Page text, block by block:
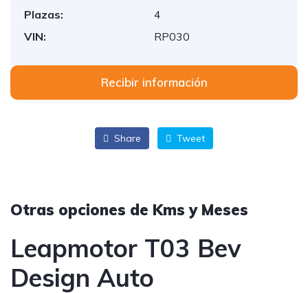
Plazas:
4
VIN:
RP030
Recibir información
Share Tweet
Otras opciones de Kms y Meses
Leapmotor T03 Bev
Design Auto